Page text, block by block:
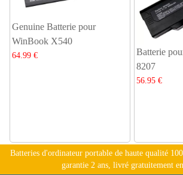
Genuine Batterie pour
WinBook X540
64.99 €
Batterie
8207
56.95 €
Batteries d'ordinateur portable de haute qualité
garantie 2 ans, livré gratuitement